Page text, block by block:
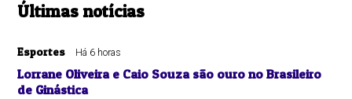
Últimas notícias
Esportes Há 6 horas
Lorrane Oliveira e Caio Souza são ouro no Brasileiro
de Ginástica